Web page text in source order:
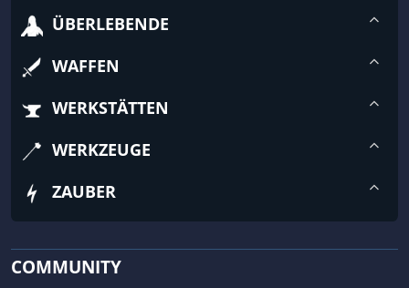
ÜBERLEBENDE
WAFFEN
WERKSTÄTTEN
WERKZEUGE
ZAUBER
COMMUNITY